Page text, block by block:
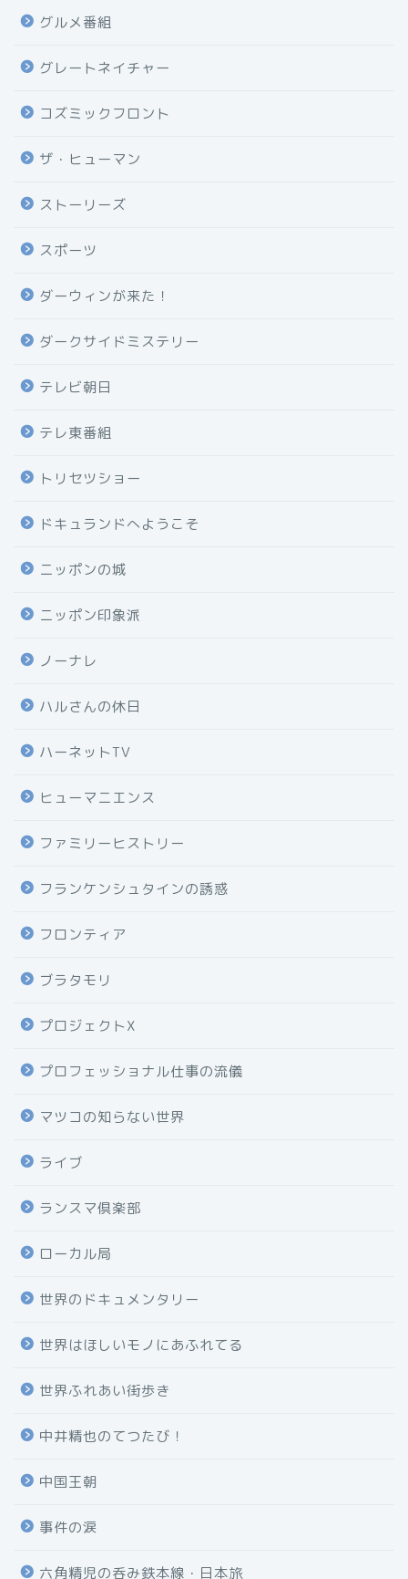
グルメ番組
グレートネイチャー
コズミックフロント
ザ・ヒューマン
ストーリーズ
スポーツ
ダーウィンが来た！
ダークサイドミステリー
テレビ朝日
テレ東番組
トリセツショー
ドキュランドへようこそ
ニッポンの城
ニッポン印象派
ノーナレ
ハルさんの休日
ハーネットTV
ヒューマニエンス
ファミリーヒストリー
フランケンシュタインの誘惑
フロンティア
ブラタモリ
プロジェクトX
プロフェッショナル仕事の流儀
マツコの知らない世界
ライブ
ランスマ倶楽部
ローカル局
世界のドキュメンタリー
世界はほしいモノにあふれてる
世界ふれあい街歩き
中井精也のてつたび！
中国王朝
事件の涙
六角精児の呑み鉄本線・日本旅